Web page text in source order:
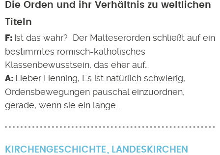
Die Orden und ihr Verhältnis zu weltlichen
Titeln
Ist das wahr? Der Malteserorden schließt auf ein
bestimmtes römisch-katholisches
Klassenbewusstsein, das eher auf…
Lieber Henning, Es ist natürlich schwierig,
Ordensbewegungen pauschal einzuordnen,
gerade, wenn sie ein lange…
KIRCHENGESCHICHTE
LANDESKIRCHEN